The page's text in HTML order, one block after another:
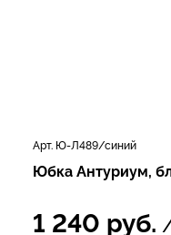
Арт. Ю-Л489/синий
Юбка Антуриум,
1 240 руб.